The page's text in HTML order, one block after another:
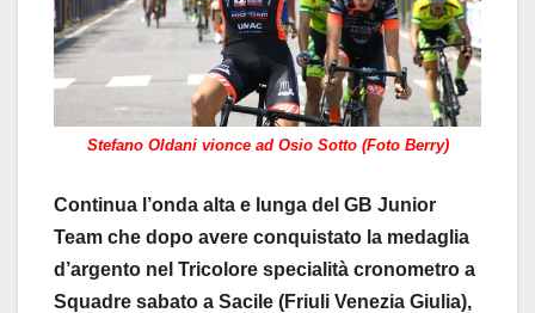
Stefano Oldani vionce ad Osio Sotto (Foto Berry)
Continua l’onda alta e lunga del GB Junior
Team che dopo avere conquistato la medaglia
d’argento nel Tricolore specialità cronometro a
Squadre sabato a Sacile (Friuli Venezia Giulia),